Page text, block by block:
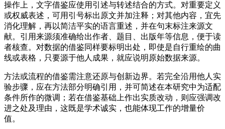
操作上，文字借鉴应使用引述与转述结合的方式。对重要定义
或权威表述，可用引号标出原文并加注释；对其他内容，宜先
消化理解，再以简洁平实的语言重述，并在句末标注来源文
献。引用来源须准确给出作者、题目、出版年等信息，便于读
者核查。对数据的借鉴同样要标明出处，即使是自行重绘的曲
线或表格，只要源于他人成果，就应说明原始数据来源。
方法或流程的借鉴需注意还原与创新边界。若完全沿用他人实
验步骤，应在方法部分明确引用，并可简述在本研究中为适配
条件所作的微调；若在借鉴基础上作出实质改动，则应强调改
进之处及理由，这既是学术诚实，也能体现工作的增量价
值。